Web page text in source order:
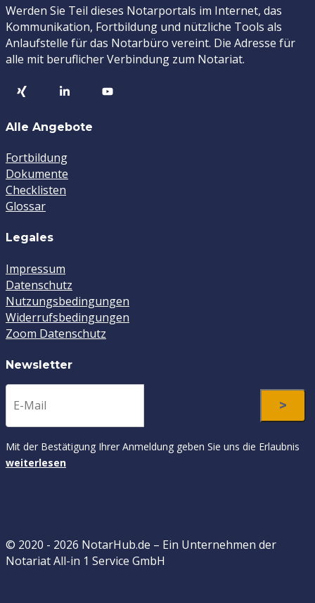
Werden Sie Teil dieses Notarportals im Internet, das
Kommunikation, Fortbildung und nützliche Tools als
Anlaufstelle für das Notarbüro vereint. Die Adresse für
alle mit beruflicher Verbindung zum Notariat.
Alle Angebote
Fortbildung
Dokumente
Checklisten
Glossar
Legales
Impressum
Datenschutz
Nutzungsbedingungen
Widerrufsbedingungen
Zoom Datenschutz
Newsletter
Mit der Bestätigung Ihrer Anmeldung geben Sie uns die Erlaubnis
weiterlesen
© 2020 - 2026 NotarHub.de – Ein Unternehmen der
Notariat All-in 1 Service GmbH